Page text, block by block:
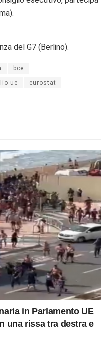
del G7 (Berlino).
bce
ue eurostat
in Parlamento UE
una rissa tra destra e